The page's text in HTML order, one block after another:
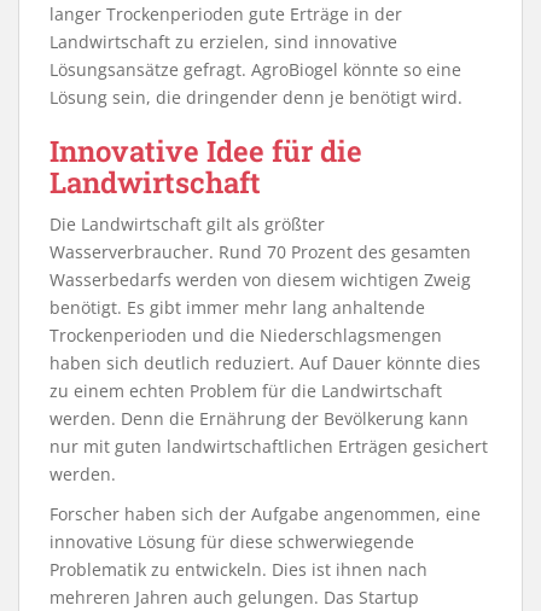
langer Trockenperioden gute Erträge in der
Landwirtschaft zu erzielen, sind innovative
Lösungsansätze gefragt. AgroBiogel könnte so eine
Lösung sein, die dringender denn je benötigt wird.
Innovative Idee für die
Landwirtschaft
Die Landwirtschaft gilt als größter
Wasserverbraucher. Rund 70 Prozent des gesamten
Wasserbedarfs werden von diesem wichtigen Zweig
benötigt. Es gibt immer mehr lang anhaltende
Trockenperioden und die Niederschlagsmengen
haben sich deutlich reduziert. Auf Dauer könnte dies
zu einem echten Problem für die Landwirtschaft
werden. Denn die Ernährung der Bevölkerung kann
nur mit guten landwirtschaftlichen Erträgen gesichert
werden.
Forscher haben sich der Aufgabe angenommen, eine
innovative Lösung für diese schwerwiegende
Problematik zu entwickeln. Dies ist ihnen nach
mehreren Jahren auch gelungen. Das Startup